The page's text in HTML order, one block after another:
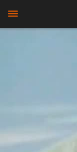
bars